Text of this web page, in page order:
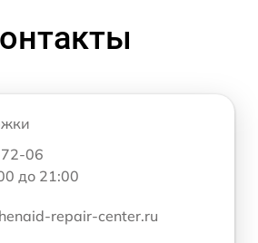
06
до 21:00
repair-center.ru